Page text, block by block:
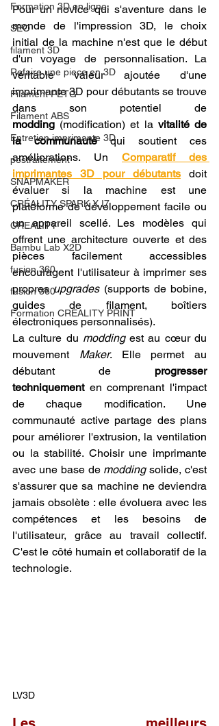
Formation 3D en ligne.
SEO
filament 3D
Refaire une piece en 3D
Filament PETG
Filament ABS
Entretien imprimante 3D
postraitement
SNAPMAKER
CRÉALITY SPARK X I7
CREALITY
Bambu Lab X2D
fusion 360
fusion 360
Formation CREALITY PRINT
Pour un novice qui s'aventure dans le
monde de l'impression 3D, le choix
initial de la machine n'est que le début
d'un voyage de personnalisation. La
véritable valeur ajoutée d'une
imprimante 3D pour débutants se trouve
modding (modification) et la vitalité de
la communauté qui soutient ces
améliorations. Un Comparatif des
imprimantes 3D pour débutants doit
évaluer si la machine est une
plateforme de développement facile ou
un appareil scellé. Les modèles qui
offrent une architecture ouverte et des
pièces facilement accessibles
encouragent l'utilisateur à imprimer ses
propres upgrades (supports de bobine,
guides de filament, boîtiers
électroniques personnalisés).
La culture du modding est au cœur du
mouvement Maker. Elle permet au
débutant de progresser
techniquement en comprenant l'impact
de chaque modification. Une
communauté active partage des plans
pour améliorer l'extrusion, la ventilation
ou la stabilité. Choisir une imprimante
avec une base de modding solide, c'est
s'assurer que sa machine ne deviendra
jamais obsolète : elle évoluera avec les
compétences et les besoins de
l'utilisateur, grâce au travail collectif.
C'est le côté humain et collaboratif de la
technologie.
LV3D